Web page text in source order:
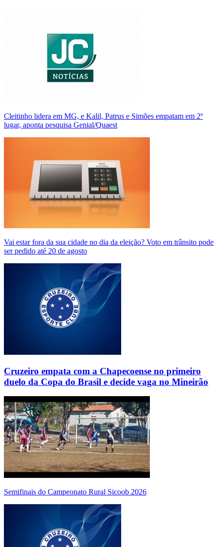
Cleitinho lidera em MG, e Kalil, Patrus e Simões empatam em 2º
lugar, aponta pesquisa Genial/Quaest
Vai estar fora da sua cidade no dia da eleição? Voto em trânsito pode
ser pedido até 20 de agosto
Cruzeiro empata com a Chapecoense no primeiro
duelo da Copa do Brasil e decide vaga no Mineirão
Semifinais do Campeonato Rural Sicoob 2026